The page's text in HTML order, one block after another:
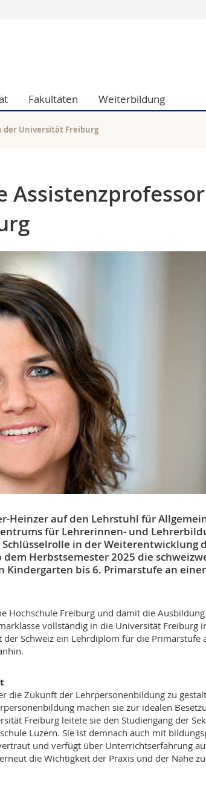
Bildungswissenschaften
Fakultäten Weiterbildung
der Universität Freiburg
Heinzer auf den Lehrstuhl für
für Lehrerinnen- und
in der Weiterentwicklung
Herbstsemester 2025 die
Kindergarten bis 6. Primarstufe an
Hochschule Freiburg und damit die
vollständig in die Universität Freiburg
Schweiz ein Lehrdiplom für die Primarstufe
die Zukunft der Lehrpersonenbildung zu
machen sie zur idealen
Freiburg leitete sie den Studiengang der
Luzern. Sie ist demnach auch mit
und verfügt über Unterrichtserfahrung
die Wichtigkeit der Praxis und der Nähe